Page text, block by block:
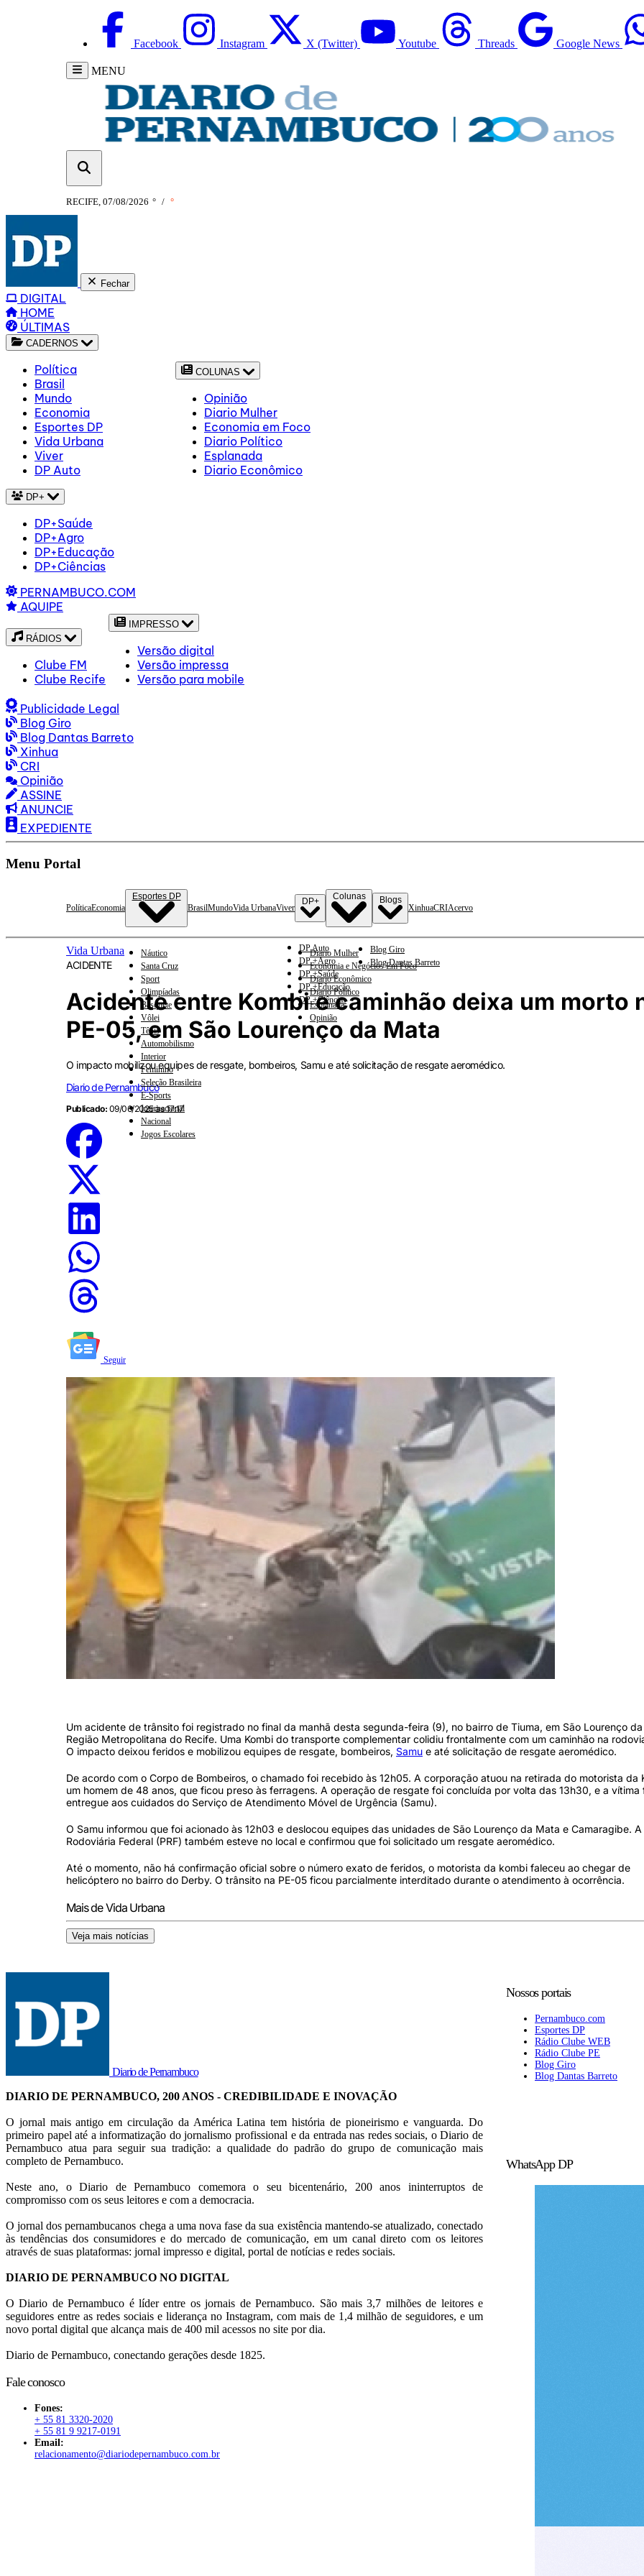
Facebook Instagram X (Twitter) Youtube Threads Google News
MENU
RECIFE, 07/08/2026 ° / °
Fechar
DIGITAL
HOME
ÚLTIMAS
CADERNOS
Política
Brasil
Mundo
Economia
Esportes DP
Vida Urbana
Viver
DP Auto
COLUNAS
Opinião
Diario Mulher
Economia em Foco
Diario Político
Esplanada
Diario Econômico
DP+
DP+Saúde
DP+Agro
DP+Educação
DP+Ciências
PERNAMBUCO.COM
AQUIPE
RÁDIOS
Clube FM
Clube Recife
IMPRESSO
Versão digital
Versão impressa
Versão para mobile
Publicidade Legal
Blog Giro
Blog Dantas Barreto
Xinhua
CRI
Opinião
ASSINE
ANUNCIE
EXPEDIENTE
Menu Portal
PolíticaEconomia
Esportes DP
Náutico
Santa Cruz
Sport
Olimpíadas
Basquete
Vôlei
Tênis
Automobilismo
Interior
Feminino
Seleção Brasileira
E-Sports
Internacional
Nacional
Jogos Escolares
BrasilMundoVida UrbanaViver
DP+
DP Auto
DP +Agro
DP +Saúde
DP +Educação
DP +Ciências
Colunas
Diario Mulher
Economia e Negócios Em Foco
Diario Econômico
Diario Político
Esplanada
Opinião
Blogs
Blog Giro
Blog Dantas Barreto
XinhuaCRIAcervo
Vida Urbana
ACIDENTE
Acidente entre Kombi e caminhão deixa um morto
PE-05, em São Lourenço da Mata
O impacto mobilizou equipes de resgate, bombeiros, Samu e até solicitação de resgate aeromédico.
Diario de Pernambuco
Publicado: 09/06/2025 às 17:17
Seguir
Um acidente de trânsito foi registrado no final da manhã desta segunda-feira (9), no bairro de Tiuma, em São Lourenço
Região Metropolitana do Recife. Uma Kombi do transporte complementar colidiu frontalmente com um caminhão na
O impacto deixou feridos e mobilizou equipes de resgate, bombeiros, Samu e até solicitação de resgate aeromédico.
De acordo com o Corpo de Bombeiros, o chamado foi recebido às 12h05. A corporação atuou na retirada do motorista da
um homem de 48 anos, que ficou preso às ferragens. A operação de resgate foi concluída por volta das 13h30, e a vítima
entregue aos cuidados do Serviço de Atendimento Móvel de Urgência (Samu).
O Samu informou que foi acionado às 12h03 e deslocou equipes das unidades de São Lourenço da Mata e Camaragibe. A
Rodoviária Federal (PRF) também esteve no local e confirmou que foi solicitado um resgate aeromédico.
Até o momento, não há confirmação oficial sobre o número exato de feridos, o motorista da kombi faleceu ao chegar de
helicóptero no bairro do Derby. O trânsito na PE-05 ficou parcialmente interditado durante o atendimento à ocorrência.
Mais de Vida Urbana
Veja mais notícias
Diario de Pernambuco
DIARIO DE PERNAMBUCO, 200 ANOS - CREDIBILIDADE E INOVAÇÃO
O jornal mais antigo em circulação da América Latina tem história de pioneirismo e vanguarda. Do
primeiro papel até a informatização do jornalismo profissional e da entrada nas redes sociais, o Diario de
Pernambuco atua para seguir sua tradição: a qualidade do padrão do grupo de comunicação mais
completo de Pernambuco.
Neste ano, o Diario de Pernambuco comemora o seu bicentenário, 200 anos ininterruptos de
compromisso com os seus leitores e com a democracia.
O jornal dos pernambucanos chega a uma nova fase da sua existência mantendo-se atualizado, conectado
às tendências dos consumidores e do mercado de comunicação, em um canal direto com os leitores
através de suas plataformas: jornal impresso e digital, portal de notícias e redes sociais.
DIARIO DE PERNAMBUCO NO DIGITAL
O Diario de Pernambuco é líder entre os jornais de Pernambuco. São mais 3,7 milhões de leitores e
seguidores entre as redes sociais e liderança no Instagram, com mais de 1,4 milhão de seguidores, e um
novo portal digital que alcança mais de 400 mil acessos no site por dia.
Diario de Pernambuco, conectando gerações desde 1825.
Fale conosco
Fones:
+ 55 81 3320-2020
+ 55 81 9 9217-0191
Email:
relacionamento@diariodepernambuco.com.br
Nossos portais
Pernambuco.com
Esportes DP
Rádio Clube WEB
Rádio Clube PE
Blog Giro
Blog Dantas Barreto
WhatsApp DP